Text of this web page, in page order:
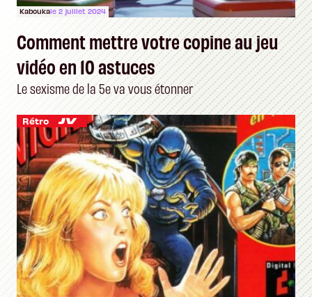
Kaboukale 2 juillet 2024
Comment mettre votre copine au jeu
vidéo en 10 astuces
Le sexisme de la 5e va vous étonner
Rétro